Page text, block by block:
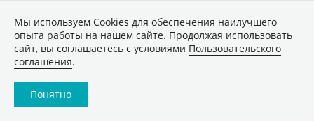
Мы используем Сookies для обеспечения наилучшего
опыта работы на нашем сайте. Продолжая использовать
сайт, вы соглашаетесь с условиями Пользовательского
соглашения.
Понятно